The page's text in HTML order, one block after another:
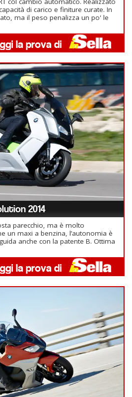
di carico e finiture curate. In
ma il peso penalizza un po' le
2014
parecchio, ma è molto
un maxi a benzina, l’autonomia è
anche con la patente B. Ottima